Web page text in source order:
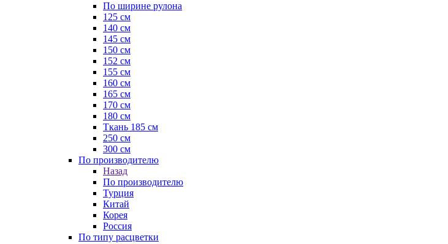
По ширине рулона
125 см
140 см
145 см
150 см
152 см
155 см
160 см
165 см
170 см
180 см
Ткань 185 см
250 см
300 см
По производителю
Назад
По производителю
Турция
Китай
Корея
Россия
По типу расцветки